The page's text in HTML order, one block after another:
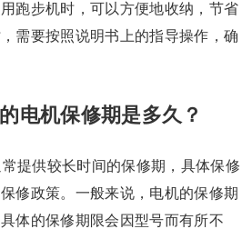
跑步机时，可以方便地收纳，节省
需要按照说明书上的指导操作，确
电机保修期是多久？
提供较长时间的保修期，具体保修
修政策。一般来说，电机的保修期
体的保修期限会因型号而有所不